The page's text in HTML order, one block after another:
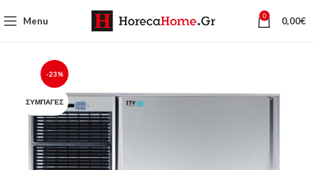
Menu 0 0,00€
-23%
ΣΥΜΠΑΓΈΣ